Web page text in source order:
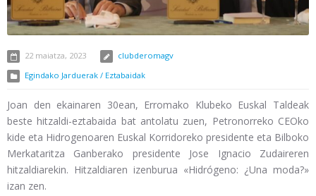
22 maiatza, 2023
clubderomagv
Egindako Jarduerak / Eztabaidak
Joan den ekainaren 30ean, Erromako Klubeko Euskal Taldeak
beste hitzaldi-eztabaida bat antolatu zuen, Petronorreko CEOko
kide eta Hidrogenoaren Euskal Korridoreko presidente eta Bilboko
Merkataritza Ganberako presidente Jose Ignacio Zudaireren
hitzaldiarekin. Hitzaldiaren izenburua «Hidrógeno: ¿Una moda?»
izan zen.